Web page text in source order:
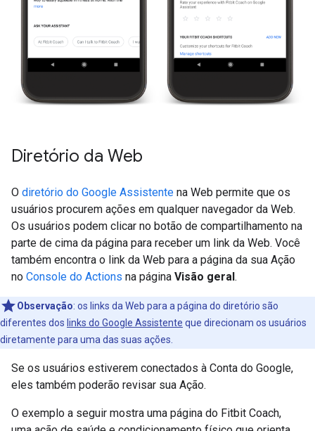
Diretório da Web
O diretório do Google Assistente na Web permite que os
usuários procurem ações em qualquer navegador da Web.
Os usuários podem clicar no botão de compartilhamento na
parte de cima da página para receber um link da Web. Você
também encontra o link da Web para a página da sua Ação
no Console do Actions na página Visão geral .
Observação: os links da Web para a página do diretório são
diferentes dos links do Google Assistente que direcionam os usuários
diretamente para uma das suas ações.
Se os usuários estiverem conectados à Conta do Google,
eles também poderão revisar sua Ação.
O exemplo a seguir mostra uma página do Fitbit Coach,